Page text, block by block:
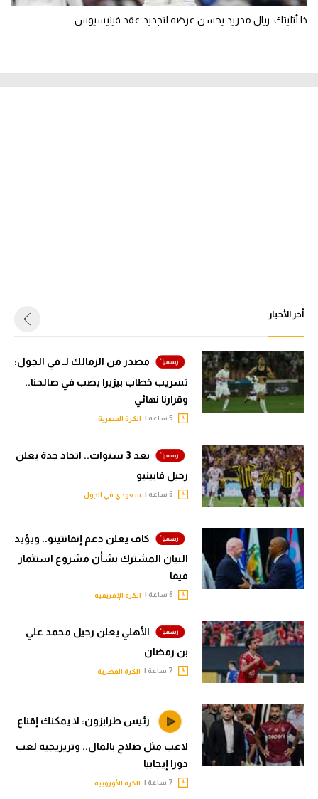
ذا أثليتك: ريال مدريد يحسن عرضه لتجديد عقد فينيسيوس
أخر الأخبار
مصدر من الزمالك لـ في الجول:
تسريب خطاب بيزيرا يصب في صالحنا..
وقرارنا نهائي
الكرة المصرية
بعد 3 سنوات.. اتحاد جدة يعلن
رحيل فابينيو
سعودي في الجول
كاف يعلن دعم إنفانتينو.. ويؤيد
البيان المشترك بشأن مشروع استثمار
فيفا
الكرة الإفريقية
الأهلي يعلن رحيل محمد علي
بن رمضان
الكرة المصرية
رئيس طرابزون: لا يمكنك إقناع
لاعب مثل صلاح بالمال.. وتريزيجيه لعب
دورا إيجابيا
الكرة الأوروبية